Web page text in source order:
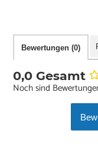
Bewertungen (0)
0,0 Gesamt
Noch sind